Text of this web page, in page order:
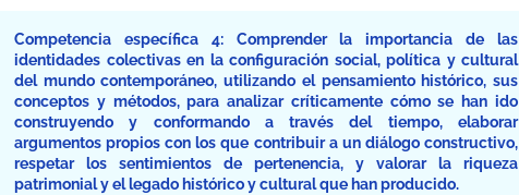
Competencia específica 4: Comprender la importancia de las
identidades colectivas en la configuración social, política y cultural
del mundo contemporáneo, utilizando el pensamiento histórico, sus
conceptos y métodos, para analizar críticamente cómo se han ido
construyendo y conformando a través del tiempo, elaborar
argumentos propios con los que contribuir a un diálogo constructivo,
respetar los sentimientos de pertenencia, y valorar la riqueza
patrimonial y el legado histórico y cultural que han producido.